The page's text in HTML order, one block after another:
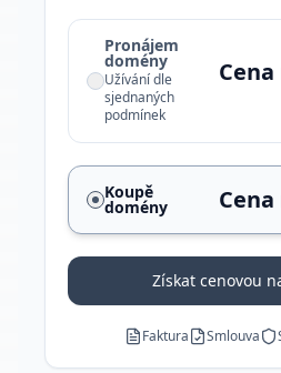
Pronájem
domény
Užívání dle
sjednaných
podmínek
Koupě
domény
Získat cenovou
Faktura Smlouva